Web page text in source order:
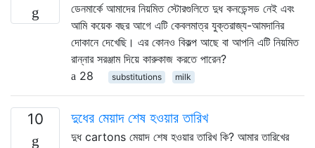
ডেনমার্কে আমাদের নিয়মিত স্টোরগুলিতে দুধ কনডেন্সড নেই এবং
আমি কয়েক বছর আগে এটি কেবলমাত্র যুক্তরাজ্য-আমদানির
দোকানে দেখেছি। এর কোনও বিকল্প আছে বা আপনি এটি নিয়মিত
রান্নার সরঞ্জাম দিয়ে কারুকাজ করতে পারেন?
28
substitutions milk
10 দুধের মেয়াদ শেষ হওয়ার তারিখ
দুধ cartons মেয়াদ শেষ হওয়ার তারিখ কি? আমার তারিখের